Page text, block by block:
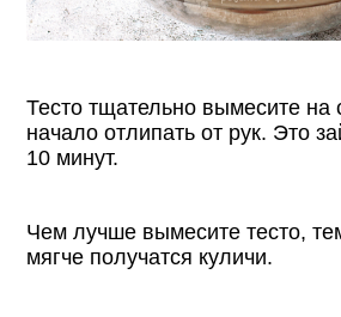
Тесто тщательно вымесите на
начало отлипать от рук. Это
10 минут.
Чем лучше вымесите тесто,
мягче получатся куличи.